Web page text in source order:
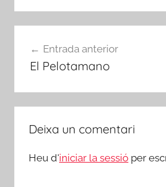
d'entrades
Entrada anterior
El Pelotamano
Deixa un comentari
Heu d'iniciar la sessió per